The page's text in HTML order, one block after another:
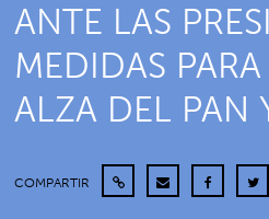
ANTE LAS
MEDIDAS
ALZA DEL PAN
COMPARTIR